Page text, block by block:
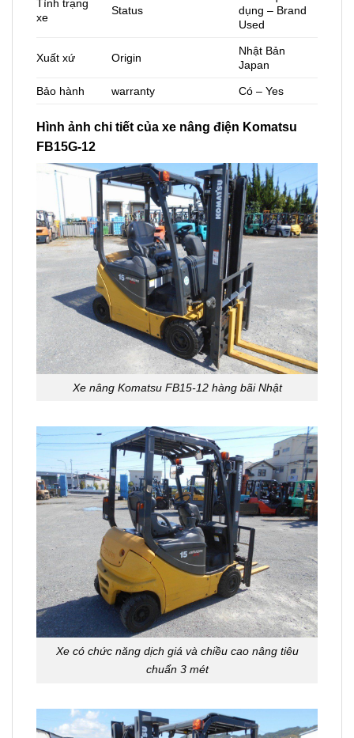
Tình trạng
xe
Status
dụng – Brand
Used
Xuất xứ Origin
Nhật Bản
Japan
Bảo hành warranty Có – Yes
Hình ảnh chi tiết của xe nâng điện Komatsu
FB15G-12
Xe nâng Komatsu FB15-12 hàng bãi Nhật
Xe có chức năng dịch giá và chiều cao nâng tiêu
chuẩn 3 mét